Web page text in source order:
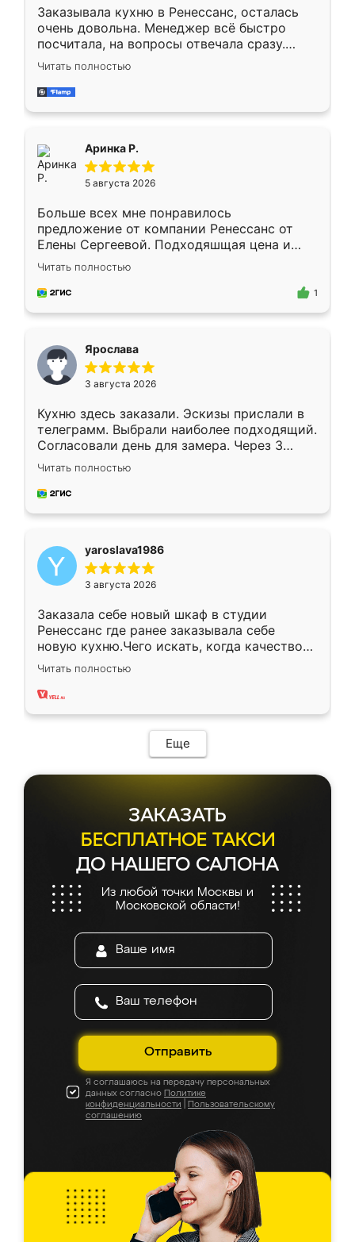
Заказывала кухню в Ренессанс, осталась
очень довольна. Менеджер всё быстро
посчитала, на вопросы отвечала сразу.
Замерщик приехал в субботу, подошёл к
делу со всей ответственностью. Собрали
за день, ребята работали аккуратно, даже
Читать полностью
Аринка Р.
5 августа 2026
Больше всех мне понравилось
предложение от компании Ренессанс от
Елены Сергеевой. Подходяшщая цена и
короткие сроки изготовления. Приехавший
для замера сотрудник Владислав
предложил по моему эскизу самый
Читать полностью
1
Ярослава
3 августа 2026
Кухню здесь заказали. Эскизы прислали в
телеграмм. Выбрали наиболее подходящий.
Согласовали день для замера. Через 3
недели кухня была уже готова. Остались
довольны работой. Спасибо Ренессанс
мебель за качественную работу!
Читать полностью
yaroslava1986
3 августа 2026
Заказала себе новый шкаф в студии
Ренессанс где ранее заказывала себе
новую кухню.Чего искать, когда качеством
вполне довольна. Служит кухня уже почти
два года, нареканий нет.
Читать полностью
Еще
ЗАКАЗАТЬ
БЕСПЛАТНОЕ ТАКСИ
ДО НАШЕГО САЛОНА
Из любой точки Москвы и
Московской области!
Отправить
Я соглашаюсь на передачу персональных
данных согласно Политике
конфиденциальности
Пользовательскому
соглашению